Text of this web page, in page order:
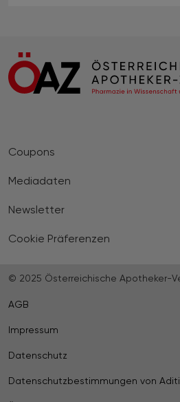
Coupons
Mediadaten
Newsletter
Cookie Präferenzen
© 2025 Österreichische Apotheker-
AGB
Impressum
Datenschutz
Datenschutzbestimmungen von